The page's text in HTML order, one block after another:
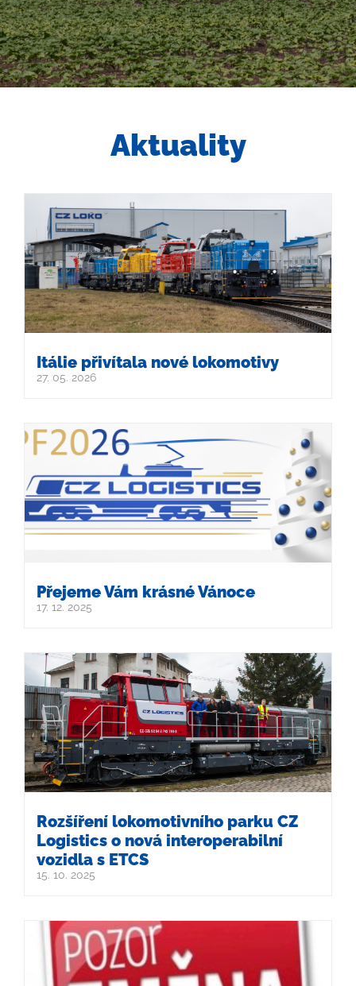
Aktuality
Itálie přivítala nové lokomotivy
27. 05. 2026
Přejeme Vám krásné Vánoce
17. 12. 2025
Rozšíření lokomotivního parku CZ
Logistics o nová interoperabilní
vozidla s ETCS
15. 10. 2025